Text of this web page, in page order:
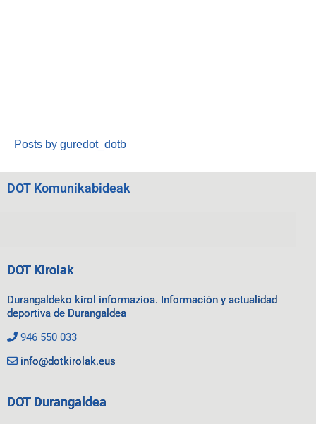
Posts by guredot_dotb
DOT Komunikabideak
DOT Kirolak
Durangaldeko kirol informazioa. Información y actualidad
deportiva de Durangaldea
946 550 033
info@dotkirolak.eus
DOT Durangaldea